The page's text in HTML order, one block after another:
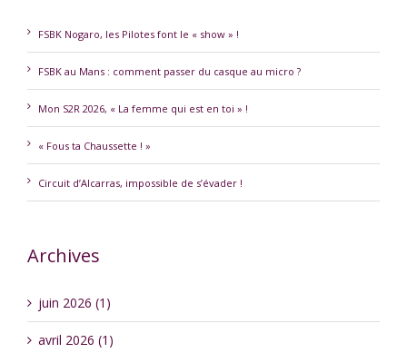
FSBK Nogaro, les Pilotes font le « show » !
FSBK au Mans : comment passer du casque au micro ?
Mon S2R 2026, « La femme qui est en toi » !
« Fous ta Chaussette ! »
Circuit d’Alcarras, impossible de s’évader !
Archives
juin 2026 (1)
avril 2026 (1)